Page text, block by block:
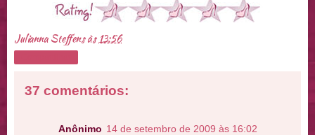
Julianna Steffensàs13:56
37 comentários:
Anônimo 14 de setembro de 2009 às 16:02